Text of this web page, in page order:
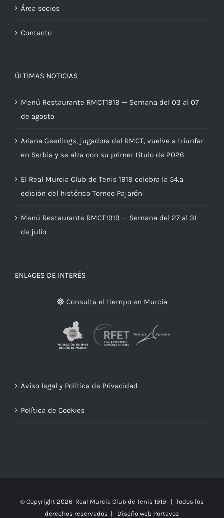
Área socios
Contacto
ÚLTIMAS NOTICIAS
Menú Restaurante RMCT1919 — Semana del 03 al 07
de agosto
Ariana Geerlings, jugadora del RMCT, vuelve a triunfar
en Serbia y se alza con su primer título de 2026
El Real Murcia Club de Tenis 1919 celebra la 54.ª
edición del histórico Torneo Pajarón
Menú Restaurante RMCT1919 — Semana del 27 al 31
de julio
ENLACES DE INTERÉS
Consulta el tiempo en Murcia
Aviso legal y Política de Privacidad
Política de Cookies
© Copyright 2026 Real Murcia Club de Tenis 1919 | Todos los
derechos reservados | Diseño web Portavoz